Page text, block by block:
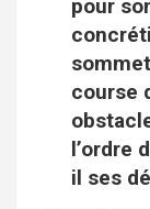
pour
course
l’ordre
il ses